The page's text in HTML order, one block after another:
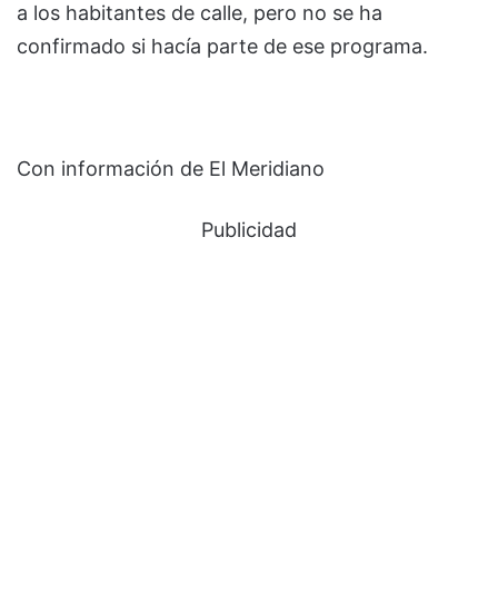
a los habitantes de calle, pero no se ha
confirmado si hacía parte de ese programa.
Con información de El Meridiano
Publicidad